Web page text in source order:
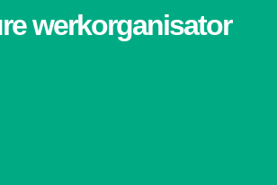
werkorganisator